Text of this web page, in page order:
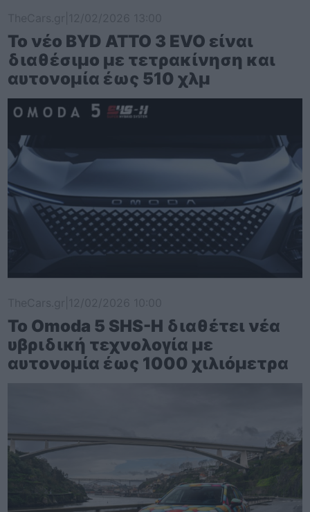
Το νέο BYD ATTO 3 EVO είναι
διαθέσιμο με τετρακίνηση και
αυτονομία έως 510 χλμ
Το Omoda 5 SHS-H διαθέτει νέα
υβριδική τεχνολογία με
αυτονομία έως 1000 χιλιόμετρα